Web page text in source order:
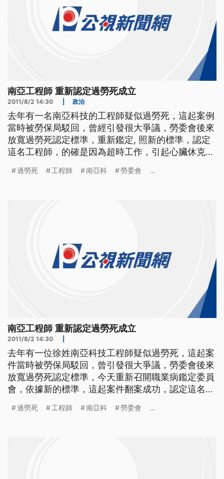
南亞工程師 重新認定過勞死成立
2011/8/2 14:30 政治
去年有一名南亞科技的工程師疑似過勞死，這起案例
當時被勞保局駁回，曾經引發很大爭議，勞委會後來
放寬過勞死認定標準，重新鑑定, 照新的標準，認定
這名工程師，的確是因為超時工作，引起心臟休克。
局依據舊制的職業病認定參考指引，排除是過勞死，
過勞死 工程師 南亞科 勞委會 ...
南亞工程師 重新認定過勞死成立
2011/8/2 14:30
去年有一位徐姓南亞科技工程師疑似過勞死，這起案
件當時被勞保局駁回，曾引發很大爭議，勞委會後來
放寬過勞死認定標準，今天重新召開職業病鑑定委員
會，依據新的標準，這起案件翻案成功，認定這名工
這也是放寬過勞認定標準後，第一起成立的案件。
過勞死 工程師 南亞科 勞委會 ...